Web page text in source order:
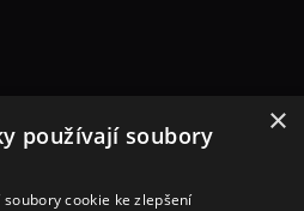
×
používají soubory
cookie ke zlepšení